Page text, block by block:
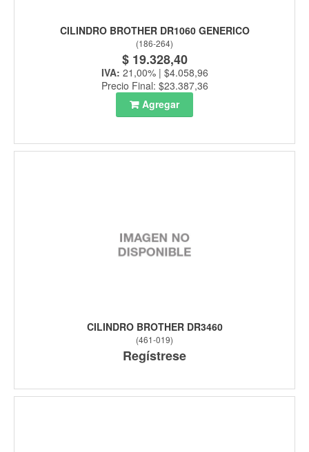
CILINDRO BROTHER DR1060 GENERICO
(186-264)
$ 19.328,40
IVA: 21,00% | $4.058,96
Precio Final: $23.387,36
Agregar
CILINDRO BROTHER DR3460
(461-019)
Regístrese